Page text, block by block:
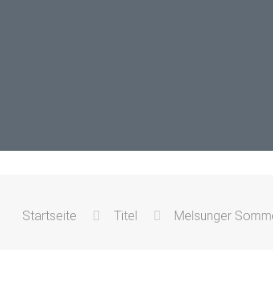
Startseite Titel Melsunger